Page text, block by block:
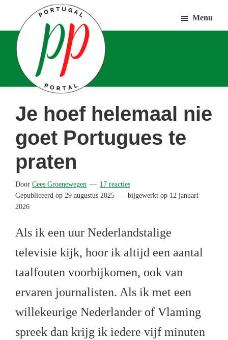
hoofd
inhoud
eerste
sidebar
voettekst
Portal
Portugalliefhebbers
en
-
fanaten
Menu
Je hoef helemaal nie
goet Portugues te
praten
Door Cees Groenewegen
17 reacties
Gepubliceerd op 29 augustus 2025 bijgewerkt op 12 januari
2026
Als ik een uur Nederlandstalige
televisie kijk, hoor ik altijd een aantal
taalfouten voorbijkomen, ook van
ervaren journalisten. Als ik met een
willekeurige Nederlander of Vlaming
spreek dan krijg ik iedere vijf minuten